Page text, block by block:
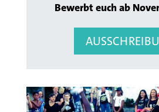
Bewerbt euch ab